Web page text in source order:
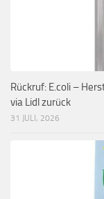
Rückruf: E.coli –
via Lidl zurück
31 JULI, 2026